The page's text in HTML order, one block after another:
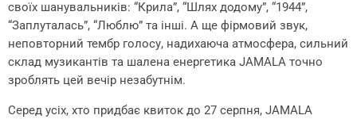
своїх шанувальників: “Крила”, “Шлях додому”, “1944”,
“Заплуталась”, “Люблю” та інші. А ще фірмовий звук,
неповторний тембр голосу, надихаюча атмосфера, сильний
склад музикантів та шалена енергетика JAMALA точно
зроблять цей вечір незабутнім.
Серед усіх, хто придбає квиток до 27 серпня, JAMALA